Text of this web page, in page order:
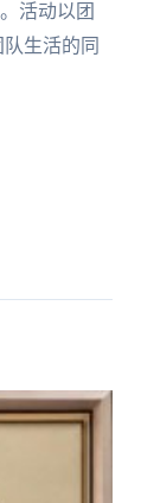
活动以团
生活的同